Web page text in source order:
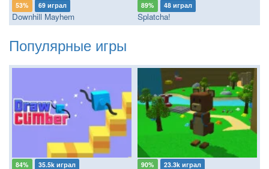
53% 69 играл
Downhill Mayhem
89% 48 играл
Splatcha!
Популярные игры
84% 35.5k играл 90% 23.3k играл